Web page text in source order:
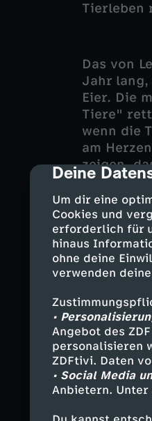
cmp-
Deine
Um dir eine
Cookies und
erforderlich für
hinaus
ohne deine
verwenden
•
Angebot des
personalisieren
ZDFtivi. Daten
• Social Media
Anbietern. Unter
Tierleben
Das von
Jahr
Eier. Die
Tiere"
wenn die
am
zeigen,
sonst
zum
Wiese
Gut
Stiftung"
gehen.
Roten
dabei von
Richtung
werden",
Stiftung